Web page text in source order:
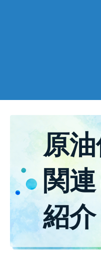
原
関
紹介